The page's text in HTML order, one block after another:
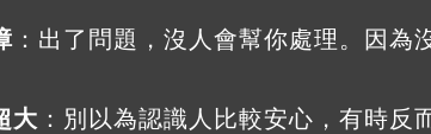
：出了問題，沒人會幫你處理。因為
大 ：別以為認識人比較安心，有時反